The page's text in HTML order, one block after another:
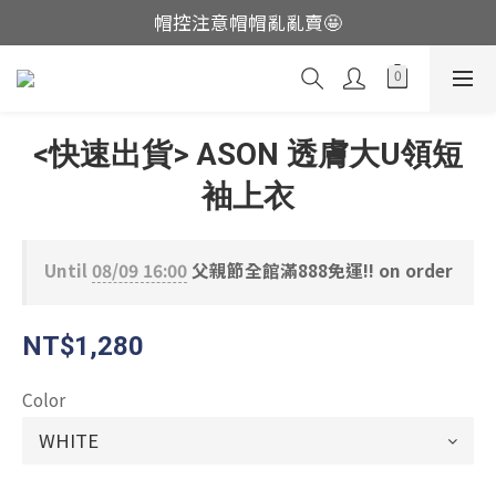
這裡現貨不用等👟
帽控注意帽帽亂亂賣🤩
這裡現貨不用等👟
<快速出貨> ASON 透膚大U領短
袖上衣
Until 08/09 16:00 父親節全館滿888免運!! on order
NT$1,280
Color